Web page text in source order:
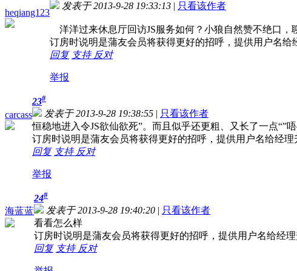
heqiang123
发表于 2013-9-28 19:33:13 | 只看该作者
洋洋过来休息厅回访JS服务如何？小狼自然赞不绝口，
订房时说明是蒲友会员将获得更好的招呼，提供用户名给
回复 支持 反对
举报
carcass
23#
发表于 2013-9-28 19:38:55 | 只看该作者
恒稳地进入令JS欲仙欲死”。而且似乎还更粗、又长了一点
订房时说明是蒲友会员将获得更好的招呼，提供用户名给经
回复 支持 反对
举报
海蓝蓝
24#
发表于 2013-9-28 19:40:20 | 只看该作者
看看怎么样
订房时说明是蒲友会员将获得更好的招呼，提供用户名给经
回复 支持 反对